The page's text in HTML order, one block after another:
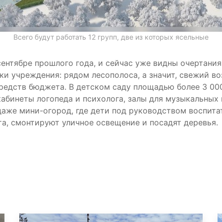
Всего будут работать 12 групп, две из которых ясельные
прошлого года, и сейчас уже видны
учреждения: рядом лесополоса, а значит, свежий
бюджета. В детском саду площадью более 3
логопеда и психолога, залы для
мини-огород, где дети под руководством
смонтируют уличное освещение и посадят деревья.